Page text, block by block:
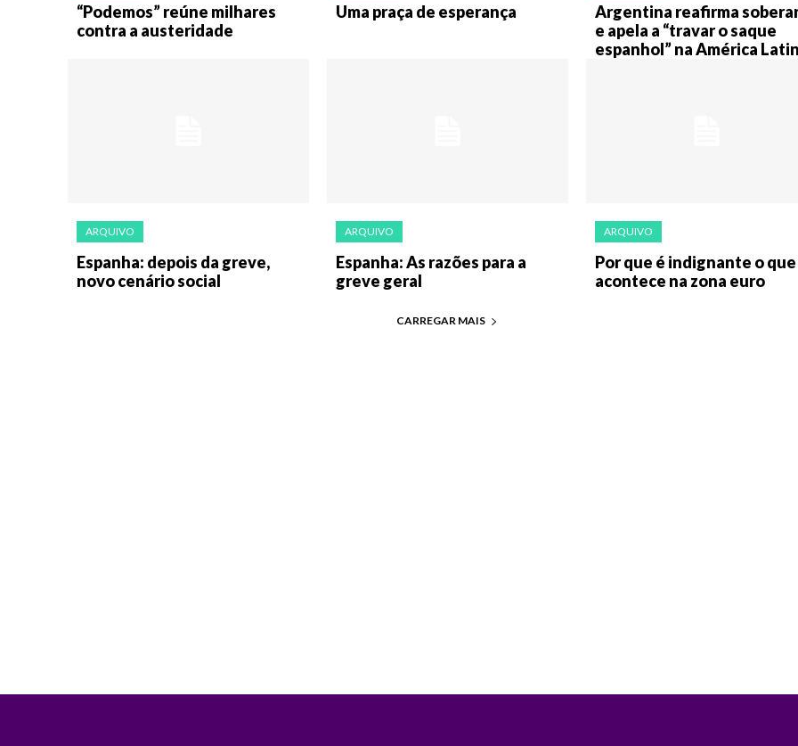
“Podemos” reúne milhares
contra a austeridade
Uma praça de esperança
Argentina reafirma
e apela a “travar o saque
espanhol” na América
ARQUIVO
Espanha: depois da greve,
novo cenário social
ARQUIVO
Espanha: As razões para a
greve geral
ARQUIVO
Por que é indignante o que
acontece na zona euro
CARREGAR MAIS